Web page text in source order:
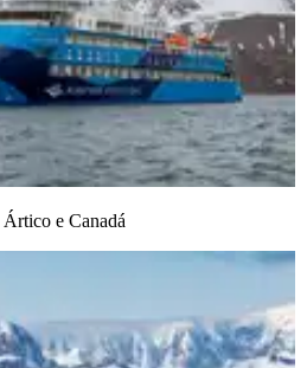
Ártico e Canadá